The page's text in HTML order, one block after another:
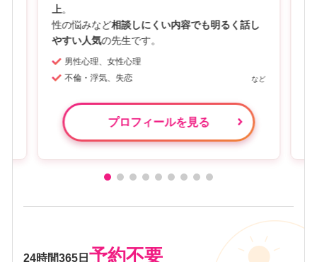
上。
性の悩みなど相談しにくい内容でも明るく話し
やすい人気の先生です。
男性心理、女性心理
不倫・浮気、失恋
プロフィールを見る
24時間365日 予約不要